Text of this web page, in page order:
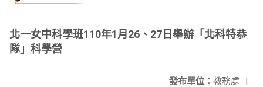
北一女中科學班110年1月26、27日舉辦「北科特恭
隊」科學營
發布單位： 教務處 |